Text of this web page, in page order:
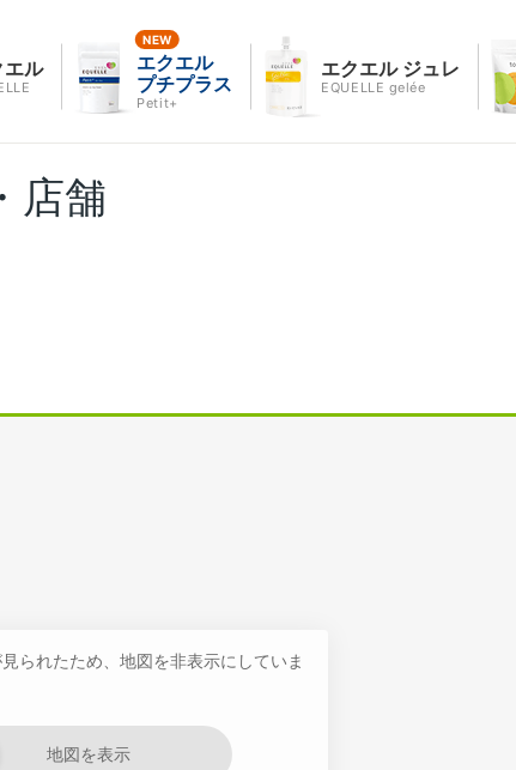
エル
エクエル
プチプラス
Petit+
エクエル ジュレ
EQUELLE gelée
店舗
られたため、地図を非表示にしていま
地図を表示